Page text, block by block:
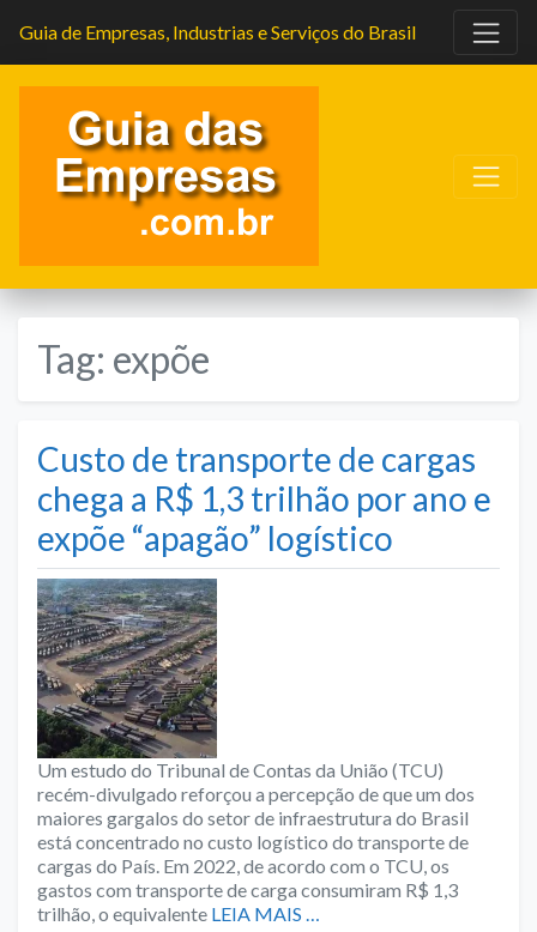
Guia de Empresas, Industrias e Serviços do Brasil
Tag: expõe
Custo de transporte de cargas
chega a R$ 1,3 trilhão por ano e
expõe “apagão” logístico
Um estudo do Tribunal de Contas da União (TCU)
recém-divulgado reforçou a percepção de que um dos
maiores gargalos do setor de infraestrutura do Brasil
está concentrado no custo logístico do transporte de
cargas do País. Em 2022, de acordo com o TCU, os
gastos com transporte de carga consumiram R$ 1,3
trilhão, o equivalente LEIA MAIS …